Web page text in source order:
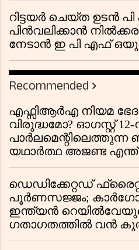
റിട്ടയർ ചെയ്ത
പിൻവലിക്കാൻ
നേടാൻ ഇ പി എഫ്
Recommended
എഫ്സിആർഎ നിയമ
വിരുദ്ധമോ? ഓഗസ്റ്റ്
പാർലമെന്റിലെത്തുന്ന
യഥാർത്ഥ അജണ്ട
ഡെഡിക്കേറ്റഡ്
പൂർണസജ്ജം; കാർഗോ
ഇന്ത്യൻ
ഗതാഗതത്തിൽ വൻ